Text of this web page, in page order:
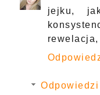
jejku,
Odpowiedzi